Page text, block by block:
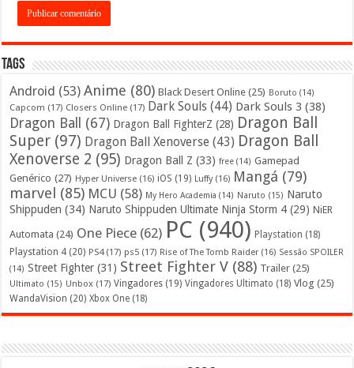
Tags
Android (53) Anime (80) Black Desert Online (25) Boruto (14)
Capcom (17) Closers Online (17) Dark Souls (44) Dark Souls 3 (38)
Dragon Ball (67) Dragon Ball FighterZ (28) Dragon Ball
Super (97) Dragon Ball Xenoverse (43) Dragon Ball
Xenoverse 2 (95) Dragon Ball Z (33) free (14) Gamepad
Genérico (27) Hyper Universe (16) iOS (19) Luffy(16) Mangá (79)
marvel (85) MCU (58) My Hero Academia (14) Naruto (15) Naruto
Shippuden (34) Naruto Shippuden Ultimate Ninja Storm 4 (29) NiER
Automata (24) One Piece (62) PC (940) Playstation (18)
Playstation 4 (20) PS4(17) ps5 (17) Rise of The Tomb Raider (16) Sessão SPOILER
(14) Street Fighter (31) Street Fighter V (88) Trailer (25)
Ultimato (15) Unbox (17) Vingadores (19) Vingadores Ultimato (18) Vlog (25)
WandaVision (20) Xbox One (18)